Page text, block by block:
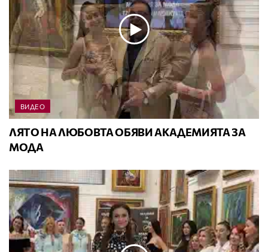
ВИДЕО
ЛЯТО НА ЛЮБОВТА ОБЯВИ АКАДЕМИЯТА ЗА
МОДА